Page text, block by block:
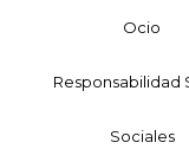
Ocio
Responsabilidad
Sociales